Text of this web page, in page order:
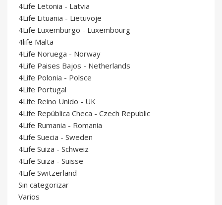
4Life Letonia - Latvia
4Life Lituania - Lietuvoje
4Life Luxemburgo - Luxembourg
4life Malta
4Life Noruega - Norway
4Life Paises Bajos - Netherlands
4Life Polonia - Polsce
4Life Portugal
4Life Reino Unido - UK
4Life República Checa - Czech Republic
4Life Rumania - Romania
4Life Suecia - Sweden
4Life Suiza - Schweiz
4Life Suiza - Suisse
4Life Switzerland
Sin categorizar
Varios